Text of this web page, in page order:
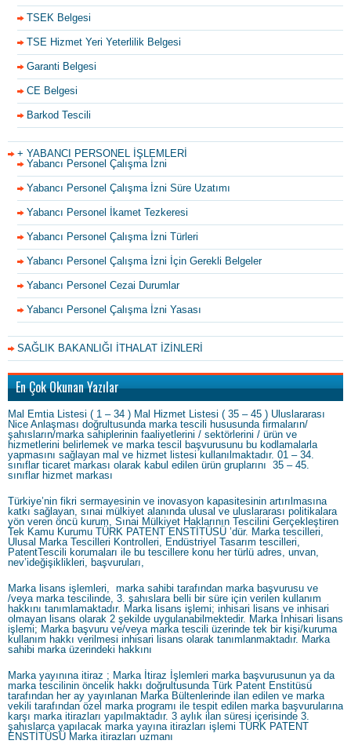
TSEK Belgesi
TSE Hizmet Yeri Yeterlilik Belgesi
Garanti Belgesi
CE Belgesi
Barkod Tescili
+ YABANCI PERSONEL İŞLEMLERİ
Yabancı Personel Çalışma İzni
Yabancı Personel Çalışma İzni Süre Uzatımı
Yabancı Personel İkamet Tezkeresi
Yabancı Personel Çalışma İzni Türleri
Yabancı Personel Çalışma İzni İçin Gerekli Belgeler
Yabancı Personel Cezai Durumlar
Yabancı Personel Çalışma İzni Yasası
SAĞLIK BAKANLIĞI İTHALAT İZİNLERİ
En Çok Okunan Yazılar
Mal Emtia Listesi ( 1 – 34 ) Mal Hizmet Listesi ( 35 – 45 ) Uluslararası
Nice Anlaşması doğrultusunda marka tescili hususunda firmaların/
şahısların/marka sahiplerinin faaliyetlerini / sektörlerini / ürün ve
hizmetlerini belirlemek ve marka tescil başvurusunu bu kodlamalarla
yapmasını sağlayan mal ve hizmet listesi kullanılmaktadır. 01 – 34.
sınıflar ticaret markası olarak kabul edilen ürün gruplarını 35 – 45.
sınıflar hizmet markası
Türkiye’nin fikri sermayesinin ve inovasyon kapasitesinin artırılmasına
katkı sağlayan, sınai mülkiyet alanında ulusal ve uluslararası politikalara
yön veren öncü kurum, Sınai Mülkiyet Haklarının Tescilini Gerçekleştiren
Tek Kamu Kurumu TÜRK PATENT ENSTİTÜSÜ ’dür. Marka tescilleri,
Ulusal Marka Tescilleri Kontrolleri, Endüstriyel Tasarım tescilleri,
PatentTescili korumaları ile bu tescillere konu her türlü adres, unvan,
nev’ideğişiklikleri, başvuruları,
Marka lisans işlemleri, marka sahibi tarafından marka başvurusu ve
/veya marka tescilinde, 3. şahıslara belli bir süre için verilen kullanım
hakkını tanımlamaktadır. Marka lisans işlemi; inhisari lisans ve inhisari
olmayan lisans olarak 2 şekilde uygulanabilmektedir. Marka İnhisari lisans
işlemi; Marka başvuru ve/veya marka tescili üzerinde tek bir kişi/kuruma
kullanım hakkı verilmesi inhisari lisans olarak tanımlanmaktadır. Marka
sahibi marka üzerindeki hakkını
Marka yayınına itiraz ; Marka İtiraz İşlemleri marka başvurusunun ya da
marka tescilinin öncelik hakkı doğrultusunda Türk Patent Enstitüsü
tarafından her ay yayınlanan Marka Bültenlerinde ilan edilen ve marka
vekili tarafından özel marka programı ile tespit edilen marka başvurularına
karşı marka itirazları yapılmaktadır. 3 aylık ilan süresi içerisinde 3.
şahıslarca yapılacak marka yayına itirazları işlemi TÜRK PATENT
ENSTİTÜSÜ Marka itirazları uzmanı